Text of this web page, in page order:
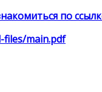
по
main.pdf